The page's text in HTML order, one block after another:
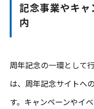
記念事業やキ
内
周年記念の一環として
は、周年記念サイトへ
す。キャンペーンやイ